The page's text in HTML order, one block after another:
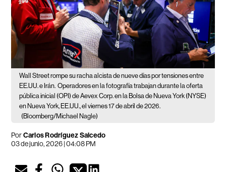
Wall Street rompe su racha alcista de nueve días por tensiones entre
EE.UU. e Irán. Operadores en la fotografía trabajan durante la oferta
pública inicial (OPI) de Aevex Corp. en la Bolsa de Nueva York (NYSE)
en Nueva York, EE.UU., el viernes 17 de abril de 2026.
(Bloomberg/Michael Nagle)
PorCarlos Rodríguez Salcedo
03 de junio, 2026 | 04:08 PM